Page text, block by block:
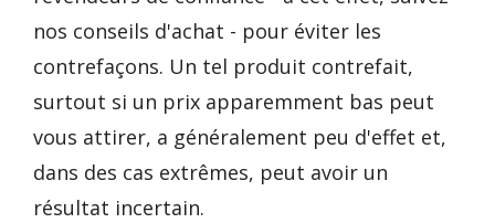
nos conseils d'achat - pour éviter les
contrefaçons. Un tel produit contrefait,
surtout si un prix apparemment bas peut
vous attirer, a généralement peu d'effet et,
dans des cas extrêmes, peut avoir un
résultat incertain.